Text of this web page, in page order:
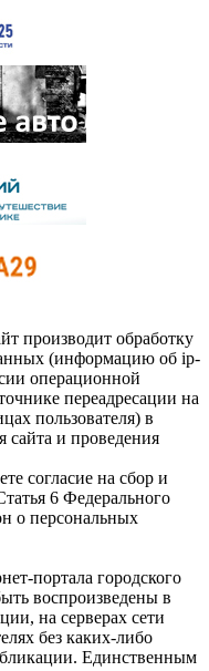
производит обработку
(информацию об ip-
операционной
переадресации на
пользователя) в
и проведения
согласие на сбор и
6 Федерального
о персональных
портала городского
воспроизведены в
на серверах сети
без каких-либо
Единственным